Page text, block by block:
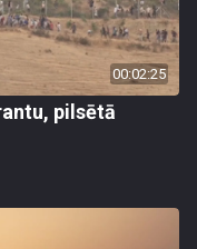
00:02:25
pilsētā